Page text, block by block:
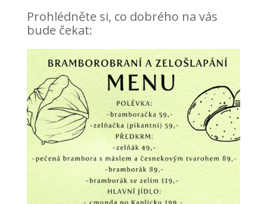
Prohlédněte si, co dobrého na vás
bude čekat: